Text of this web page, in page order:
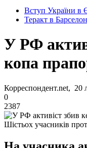
Вступ України в
Теракт в
У РФ
копа
Корреспондент.net, 20
0
2387
Шістьох учасників